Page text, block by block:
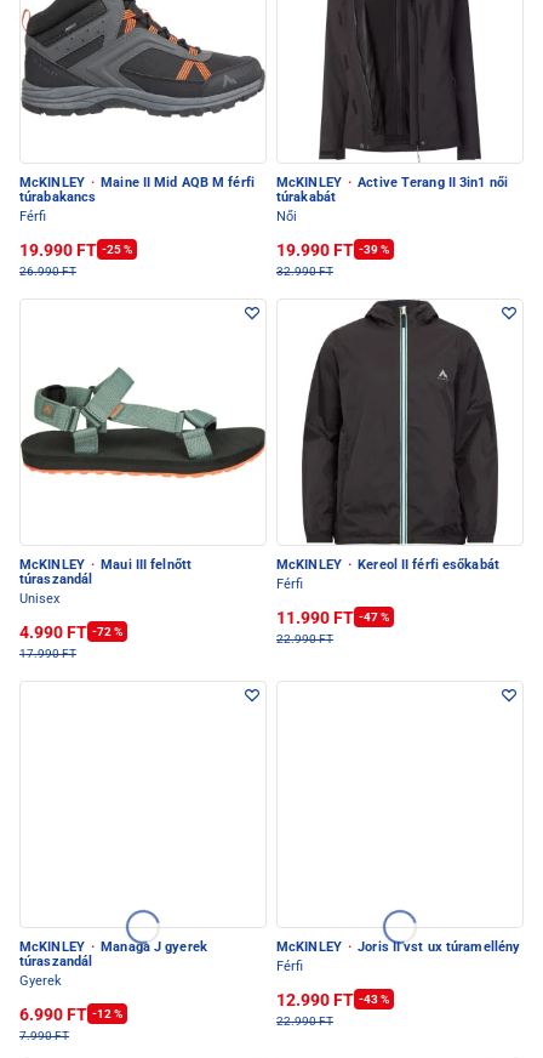
McKINLEY · Maine II Mid AQB M férfi
túrabakancs
Férfi
19.990 FT -25 %
26.990 FT
McKINLEY · Active Terang II 3in1 női
túrakabát
Női
19.990 FT -39 %
32.990 FT
McKINLEY · Maui III felnőtt
túraszandál
Unisex
4.990 FT -72 %
17.990 FT
McKINLEY · Kereol II férfi esőkabát
Férfi
11.990 FT -47 %
22.990 FT
McKINLEY · Managa J gyerek
túraszandál
Gyerek
6.990 FT -12 %
7.990 FT
McKINLEY · Joris II vst ux túramellény
Férfi
12.990 FT -43 %
22.990 FT